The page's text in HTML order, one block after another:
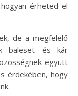
érheted el
de a megfelelő
baleset és kár
együtt
érdekében, hogy